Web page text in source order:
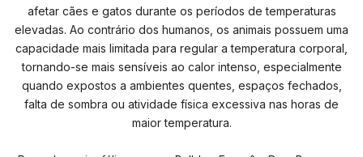
afetar cães e gatos durante os períodos de temperaturas
elevadas. Ao contrário dos humanos, os animais possuem uma
capacidade mais limitada para regular a temperatura corporal,
tornando-se mais sensíveis ao calor intenso, especialmente
quando expostos a ambientes quentes, espaços fechados,
falta de sombra ou atividade física excessiva nas horas de
maior temperatura.